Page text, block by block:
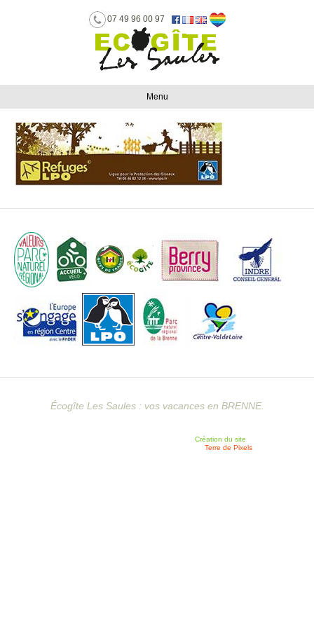
07 49 96 00 97
Menu
Écogîte Les Saules : vos vacances en BRENNE.
Création du site
Terre de Pixels